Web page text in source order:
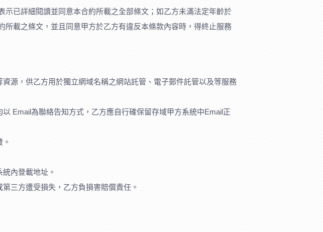
已詳細閱讀並同意本合約所載之全部條文；如乙方未滿法定年齡於
載之條文，並且同意甲方於乙方有違反本條款內容時，得終止服務
源，供乙方用於獨立網域名稱之網站託管、電子郵件託管以及等服務
Email為聯絡告知方式，乙方應自行確保留存域甲方系統中Email正
內登載地址。
三方遭受損失，乙方負損害賠償責任。